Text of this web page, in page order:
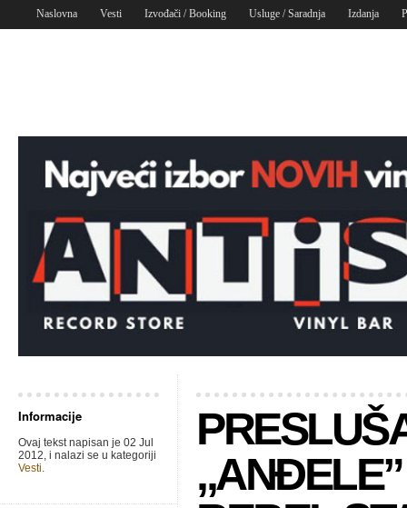
Naslovna Vesti Izvođači / Booking Usluge / Saradnja Izdanja
Informacije
Ovaj tekst napisan je 02 Jul
2012, i nalazi se u kategoriji
Vesti.